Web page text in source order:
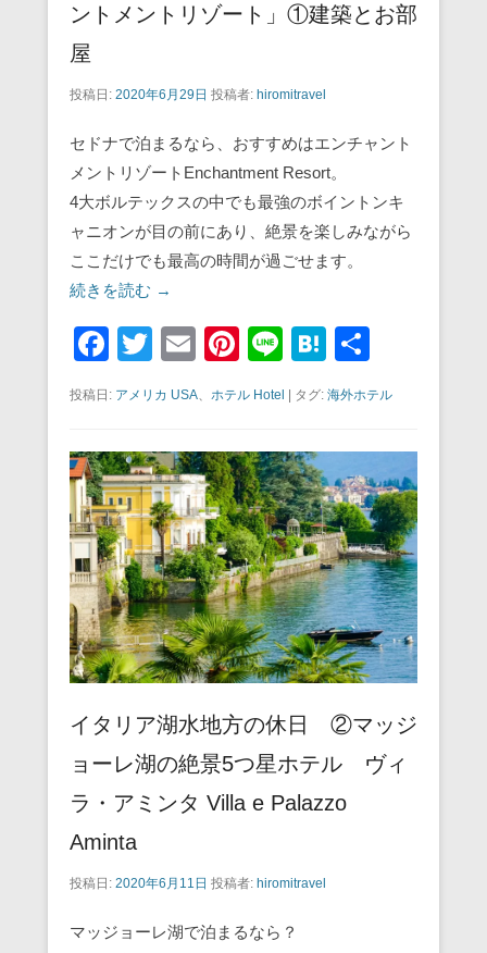
ントメントリゾート」①建築とお部
屋
投稿日: 2020年6月29日 投稿者: hiromitravel
セドナで泊まるなら、おすすめはエンチャント
メントリゾートEnchantment Resort。
4大ボルテックスの中でも最強のボイントンキ
ャニオンが目の前にあり、絶景を楽しみながら
ここだけでも最高の時間が過ごせます。
続きを読む →
F
c
e
b
o
o
k
T
tt
er
E
ail
Pi
er
e
st
Li
e
H
at
e
n
a
投稿日: アメリカ USA、 ホテル Hotel タグ: 海外ホテル
イタリア湖水地方の休日 ②マッジ
ョーレ湖の絶景5つ星ホテル ヴィ
ラ・アミンタ Villa e Palazzo
Aminta
投稿日: 2020年6月11日 投稿者: hiromitravel
マッジョーレ湖で泊まるなら？